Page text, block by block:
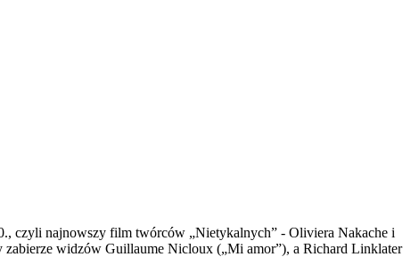
czyli najnowszy film twórców „Nietykalnych” - Oliviera Nakache i
zabierze widzów Guillaume Nicloux („Mi amor”), a Richard Linklater